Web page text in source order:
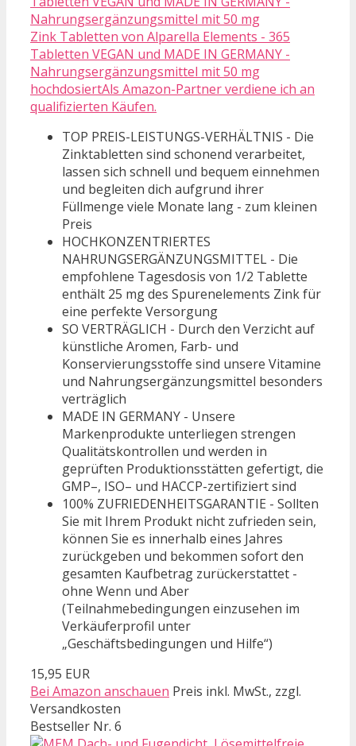
Zink Tabletten von Alparella Elements - 365
Tabletten VEGAN und MADE IN GERMANY -
Nahrungsergänzungsmittel mit 50 mg
hochdosiertAls Amazon-Partner verdiene ich an
qualifizierten Käufen.
TOP PREIS-LEISTUNGS-VERHÄLTNIS - Die
Zinktabletten sind schonend verarbeitet,
lassen sich schnell und bequem einnehmen
und begleiten dich aufgrund ihrer
Füllmenge viele Monate lang - zum kleinen
Preis
HOCHKONZENTRIERTES
NAHRUNGSERGÄNZUNGSMITTEL - Die
empfohlene Tagesdosis von 1/2 Tablette
enthält 25 mg des Spurenelements Zink für
eine perfekte Versorgung
SO VERTRÄGLICH - Durch den Verzicht auf
künstliche Aromen, Farb- und
Konservierungsstoffe sind unsere Vitamine
und Nahrungsergänzungsmittel besonders
verträglich
MADE IN GERMANY - Unsere
Markenprodukte unterliegen strengen
Qualitätskontrollen und werden in
geprüften Produktionsstätten gefertigt, die
GMP–, ISO– und HACCP-zertifiziert sind
100% ZUFRIEDENHEITSGARANTIE - Sollten
Sie mit Ihrem Produkt nicht zufrieden sein,
können Sie es innerhalb eines Jahres
zurückgeben und bekommen sofort den
gesamten Kaufbetrag zurückerstattet -
ohne Wenn und Aber
(Teilnahmebedingungen einzusehen im
Verkäuferprofil unter
„Geschäftsbedingungen und Hilfe“)
15,95 EUR
Bei Amazon anschauen Preis inkl. MwSt., zzgl.
Versandkosten
Bestseller Nr. 6